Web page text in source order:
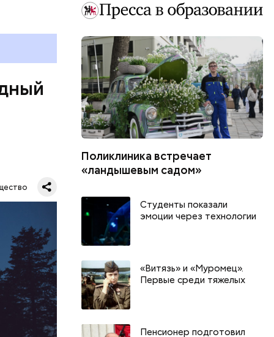
— в
Поликлиника встречает
«ландышевым садом»
Студенты показали
эмоции через технологии
«Витязь» и «Муромец».
Первые среди тяжелых
Пенсионер подготовил